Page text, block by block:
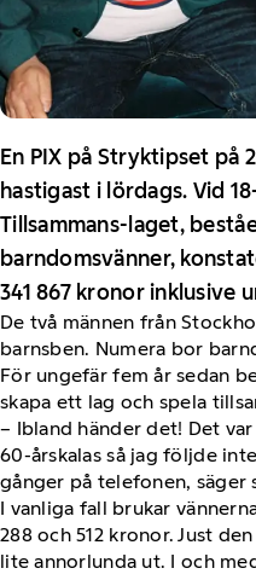
En PIX på Stryktipset på
hastigast i lördags. Vid
Tillsammans-laget,
barndomsvänner,
341 867 kronor inklusive
De två männen från
barnsben. Numera bor
För ungefär fem år sedan
skapa ett lag och spela
– Ibland händer det! Det
60-årskalas så jag följde
gånger på telefonen, säger
I vanliga fall brukar
288 och 512 kronor. Just
lite annorlunda ut. I och